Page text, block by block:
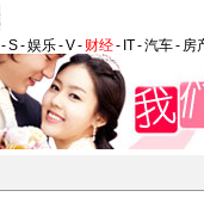
-S-娱乐-V- 财经- IT-汽车- 房